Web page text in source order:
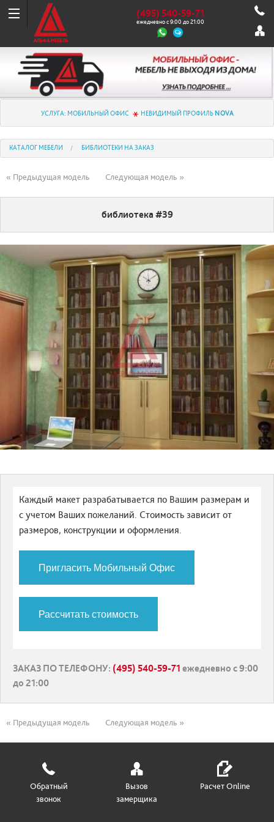
(495) 540-59-71
ежедневно с 9:00 до 21:00
УСЛУГА: МОБИЛЬНЫЙ ОФИС НЕВИДИМЫЙ ПРОФИЛЬ NOVA
КАТАЛОГ МЕБЕЛИ БИБЛИОТЕКИ НА ЗАКАЗ
« Предыдущая модель Следующая модель »
библиотека #39
Каждый макет разрабатывается по Вашим размерам и
с учетом Ваших пожеланий. Стоимость зависит от
размеров, конструкции и оформления.
Пригласить Мобильный Офис
Рассчитать стоимость
ЗАКАЗ ПО ТЕЛЕФОНУ: (495) 540-59-71 ежедневно с 9:00
до 21:00
« Предыдущая модель Следующая модель »
Обратный
звонок
Вызов
замерщика
Расчет Online